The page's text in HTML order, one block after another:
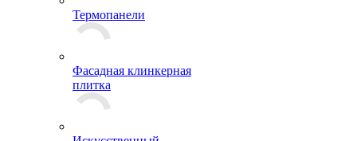
Фасадная клинкерная